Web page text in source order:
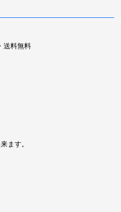
ン）/ 5機能を搭載したフェ
ョン専用モデルが再入荷しま
ちしております!
した人気のEMS機器が初入
送料無料
ます。